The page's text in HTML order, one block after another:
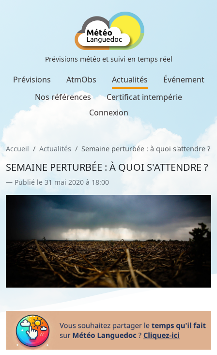
Prévisions météo et suivi en temps réel
Prévisions AtmObs Actualités
Événement
Nos références
Certificat intempérie
Connexion
Accueil Actualités Semaine perturbée : à quoi s'attendre ?
SEMAINE PERTURBÉE : À QUOI S'ATTENDRE ?
Publié le 31 mai 2020 à 18:00